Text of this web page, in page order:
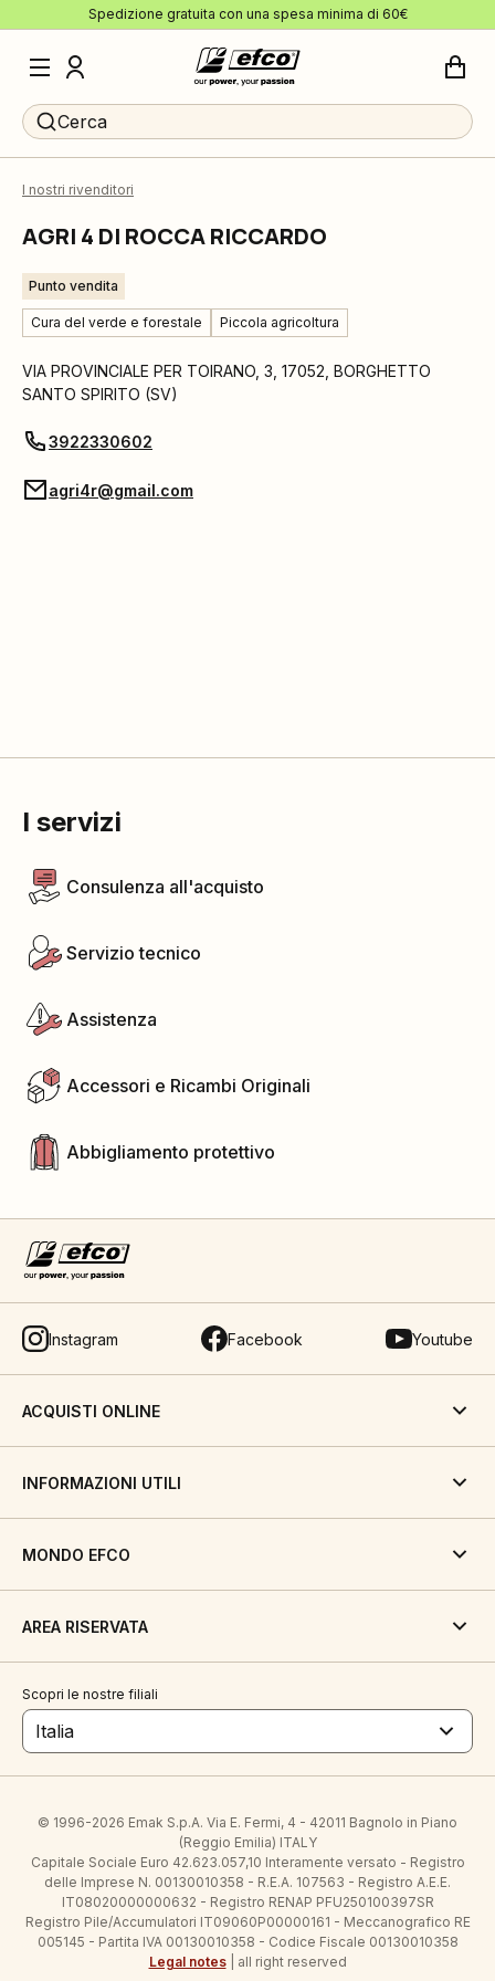
Spedizione gratuita con una spesa minima di 60€
Cerca
I nostri rivenditori
AGRI 4 DI ROCCA RICCARDO
Punto vendita
Cura del verde e forestale Piccola agricoltura
VIA PROVINCIALE PER TOIRANO, 3 17052 BORGHETTO
SANTO SPIRITO (SV)
3922330602
agri4r@gmail.com
I servizi
Consulenza all'acquisto
Servizio tecnico
Assistenza
Accessori e Ricambi Originali
Abbigliamento protettivo
Instagram Facebook Youtube
ACQUISTI ONLINE
INFORMAZIONI UTILI
MONDO EFCO
AREA RISERVATA
Scopri le nostre filiali
Italia
© 1996-2026 Emak S.p.A. Via E. Fermi, 4 - 42011 Bagnolo in Piano
(Reggio Emilia) ITALY
Capitale Sociale Euro 42.623.057,10 Interamente versato - Registro
delle Imprese N. 00130010358 - R.E.A. 107563 - Registro A.E.E.
IT08020000000632 - Registro RENAP PFU250100397SR
Registro Pile/Accumulatori IT09060P00000161 - Meccanografico RE
005145 - Partita IVA 00130010358 - Codice Fiscale 00130010358
Legal notes| all right reserved